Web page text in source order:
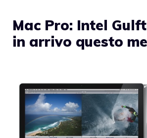
Mac Pro: Intel
in arrivo questo